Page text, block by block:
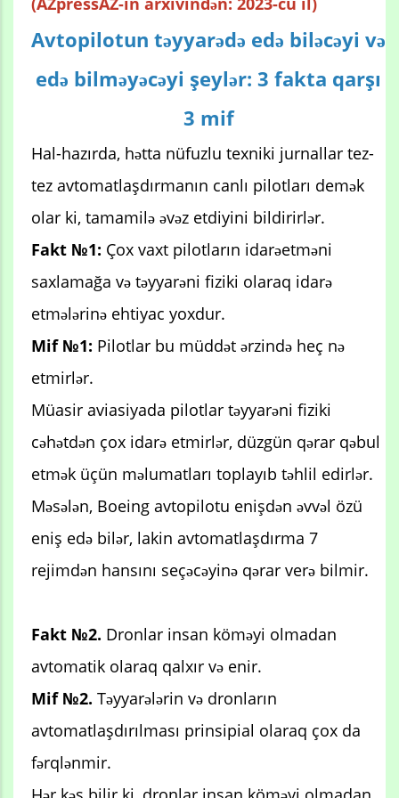
Avtopilotun təyyarədə edə biləcəyi və
edə bilməyəcəyi şeylər: 3 fakta qarşı
3 mif
Hal-hazırda, hətta nüfuzlu texniki jurnallar tez-
tez avtomatlaşdırmanın canlı pilotları demək
olar ki, tamamilə əvəz etdiyini bildirirlər.
Fakt №1: Çox vaxt pilotların idarəetməni
saxlamağa və təyyarəni fiziki olaraq idarə
etmələrinə ehtiyac yoxdur.
Mif №1: Pilotlar bu müddət ərzində heç nə
etmirlər.
Müasir aviasiyada pilotlar təyyarəni fiziki
cəhətdən çox idarə etmirlər, düzgün qərar qəbul
etmək üçün məlumatları toplayıb təhlil edirlər.
Məsələn, Boeing avtopilotu enişdən əvvəl özü
eniş edə bilər, lakin avtomatlaşdırma 7
rejimdən hansını seçəcəyinə qərar verə bilmir.
Fakt №2. Dronlar insan köməyi olmadan
avtomatik olaraq qalxır və enir.
Mif №2. Təyyarələrin və dronların
avtomatlaşdırılması prinsipial olaraq çox da
fərqlənmir.